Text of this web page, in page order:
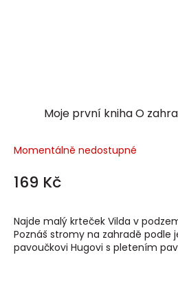
Moje první kniha O
Momentálně nedostupné
169 Kč
Najde malý krteček Vilda v
Poznáš stromy na zahradě podle
pavoučkovi Hugovi s pletením